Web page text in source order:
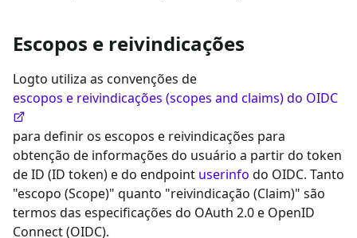
Escopos e reivindicações
Logto utiliza as convenções de
escopos e reivindicações (scopes and claims) do OIDC
para definir os escopos e reivindicações para
obtenção de informações do usuário a partir do token
de ID (ID token) e do endpoint userinfo do OIDC. Tanto
"escopo (Scope)" quanto "reivindicação (Claim)" são
termos das especificações do OAuth 2.0 e OpenID
Connect (OIDC).